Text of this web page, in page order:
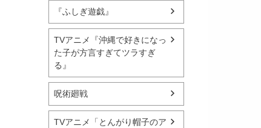
『ふしぎ遊戯』
TVアニメ『沖縄で好きになっ
た子が方言すぎてツラすぎ
る』
呪術廻戦
TVアニメ「とんがり帽子のア